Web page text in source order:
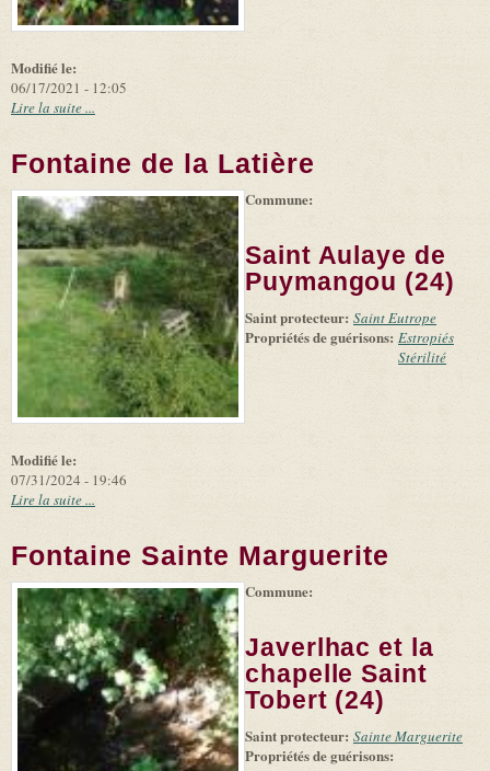
Modifié le:
06/17/2021 - 12:05
Lire la suite ...
Fontaine de la Latière
-
Leaflet (link is
|
Tiles
(link is
external)
©
Microsoft
and
suppliers
Modifié le:
07/31/2024 - 19:46
Commune:
Saint Aulaye de
Puymangou (24)
Saint protecteur: Saint Eutrope
Propriétés de guérisons: Estropiés
Stérilité
Lire la suite ...
Fontaine Sainte Marguerite
Commune:
Javerlhac et la
chapelle Saint
Tobert (24)
Saint protecteur: Sainte Marguerite
Propriétés de guérisons: